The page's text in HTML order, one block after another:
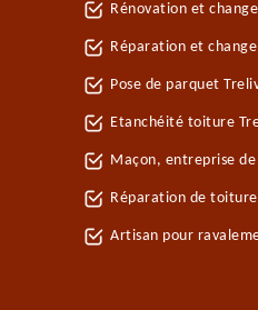
Rénovation et
Réparation et
Pose de parquet
Etanchéité toiture
Maçon, entreprise
Réparation de
Artisan pour